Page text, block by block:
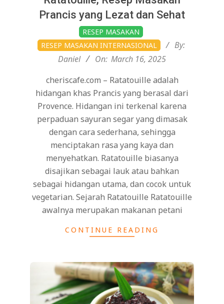
Prancis yang Lezat dan Sehat
03-
RESEP MASAKAN
RESEP MASAKAN INTERNASIONAL
By:
Daniel
On: March 16, 2025
cheriscafe.com – Ratatouille adalah
hidangan khas Prancis yang berasal dari
Provence. Hidangan ini terkenal karena
perpaduan sayuran segar yang dimasak
dengan cara sederhana, sehingga
menciptakan rasa yang kaya dan
menyehatkan. Ratatouille biasanya
disajikan sebagai lauk atau bahkan
sebagai hidangan utama, dan cocok untuk
vegetarian. Sejarah Ratatouille Ratatouille
awalnya merupakan makanan petani
CONTINUE READING